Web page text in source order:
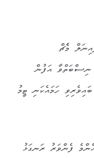
މެެޗް
ނިސްބަތްވާ އަފުން
ހަމައެކަނި ޓީމު
ފެންވަރު ރަނގަޅު